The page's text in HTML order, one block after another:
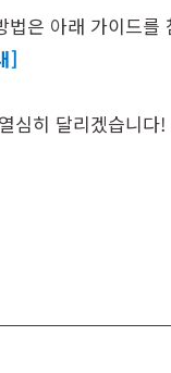
법은 아래 가이드
]
심히 달리겠습니다!